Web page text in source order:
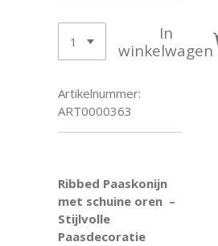
In
winkelwagen
Artikelnummer:
ART0000363
Ribbed Paaskonijn
met schuine oren –
Stijlvolle
Paasdecoratie